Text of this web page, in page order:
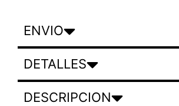
ENVIO
DETALLES
DESCRIPCION